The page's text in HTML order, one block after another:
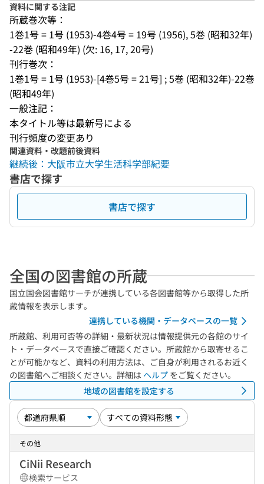
資料に関する注記
所蔵巻次等：
1巻1号 = 1号 (1953)-4巻4号 = 19号 (1956), 5巻 (昭和32年)
-22巻 (昭和49年) (欠: 16, 17, 20号)
刊行巻次：
1巻1号 = 1号 (1953)-[4巻5号 = 21号] ; 5巻 (昭和32年)-22巻
(昭和49年)
一般注記：
本タイトル等は最新号による
刊行頻度の変更あり
関連資料・改題前後資料
継続後：大阪市立大学生活科学部紀要
書店で探す
書店で探す
全国の図書館の所蔵
国立国会図書館サーチが連携している各図書館等から取得した所
蔵情報を表示します。
連携している機関・データベースの一覧
所蔵館、利用可否等の詳細・最新状況は情報提供元の各館のサイ
ト・データベースで直接ご確認ください。所蔵館から取寄せるこ
とが可能かなど、資料の利用方法は、ご自身が利用されるお近く
の図書館へご相談ください。詳細は ヘルプ をご覧ください。
地域の図書館を設定する
その他
CiNii Research
検索サービス